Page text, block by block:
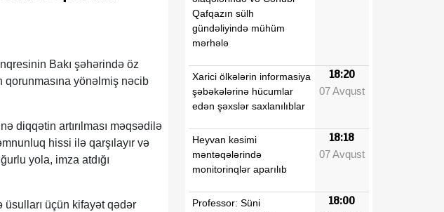
Bakı şəhərində öz
qorunmasına yönəlmiş nəcib
diqqətin artırılması məqsədilə
hissi ilə qarşılayır və
yola, imza atdığı
üçün kifayət qədər
Qafqazın sülh
gündəliyində mühüm
mərhələ
Xarici ölkələrin informasiya
şəbəkələrinə hücumlar
edən şəxslər saxlanılıblar
18:20
07 Avqust
Heyvan kəsimi
məntəqələrində
monitorinqlər aparılıb
18:18
07 Avqust
Professor: Süni
18:00